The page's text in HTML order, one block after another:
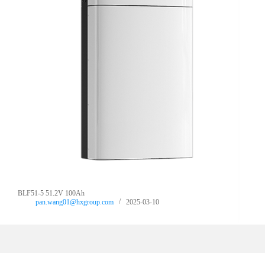
BLF51-5 51.2V 100Ah
pan.wang01@hxgroup.com
2025-03-10